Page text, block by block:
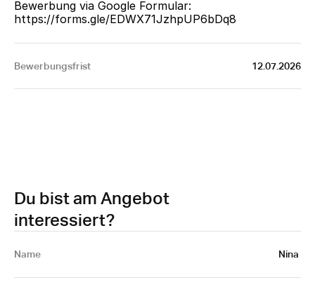
https://forms.gle/EDWX71JzhpUP6bDq8
Bewerbungsfrist 12.07.2026
Du bist am Angebot
interessiert?
Name Nina